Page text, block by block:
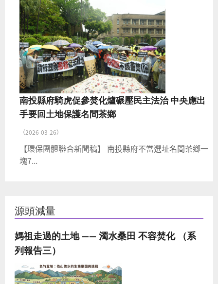
南投縣府騎虎促參焚化爐碾壓民主法治 中央應出
手要回土地保護名間茶鄉
（2026-03-26）
【環保團體聯合新聞稿】 南投縣府不當選址名間茶鄉一
塊7...
源頭減量
媽祖走過的土地 —— 濁水桑田 不容焚化 （系
列報告三）